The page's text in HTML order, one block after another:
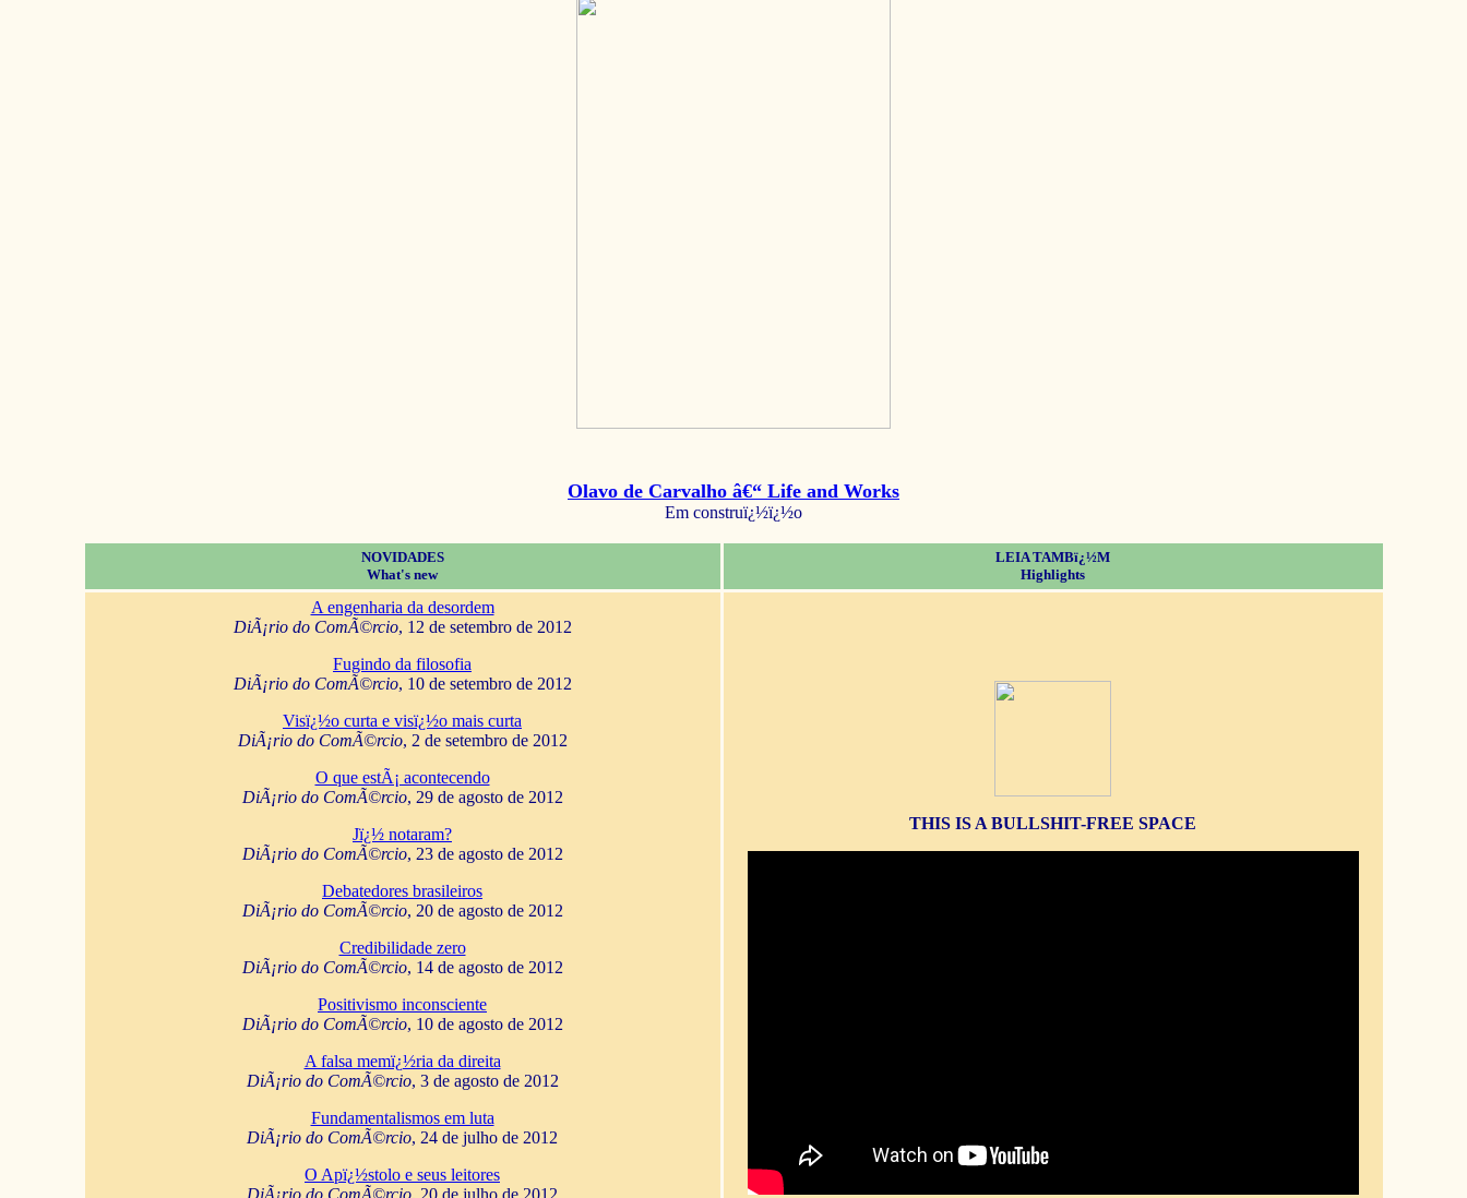
Olavo de Carvalho â€“ Life and Works
Em construï¿½ï¿½o
NOVIDADES
What's new
LEIA TAMBï¿½M
Highlights
A engenharia da desordem
DiÃ¡rio do ComÃ©rcio, 12 de setembro de 2012
Fugindo da filosofia
DiÃ¡rio do ComÃ©rcio, 10 de setembro de 2012
Visï¿½o curta e visï¿½o mais curta
DiÃ¡rio do ComÃ©rcio, 2 de setembro de 2012
O que estÃ¡ acontecendo
DiÃ¡rio do ComÃ©rcio, 29 de agosto de 2012
Jï¿½ notaram?
DiÃ¡rio do ComÃ©rcio, 23 de agosto de 2012
Debatedores brasileiros
DiÃ¡rio do ComÃ©rcio, 20 de agosto de 2012
Credibilidade zero
DiÃ¡rio do ComÃ©rcio, 14 de agosto de 2012
Positivismo inconsciente
DiÃ¡rio do ComÃ©rcio, 10 de agosto de 2012
A falsa memï¿½ria da direita
DiÃ¡rio do ComÃ©rcio, 3 de agosto de 2012
Fundamentalismos em luta
DiÃ¡rio do ComÃ©rcio, 24 de julho de 2012
O Apï¿½stolo e seus leitores
DiÃ¡rio do ComÃ©rcio, 20 de julho de 2012
THIS IS A BULLSHIT-FREE SPACE